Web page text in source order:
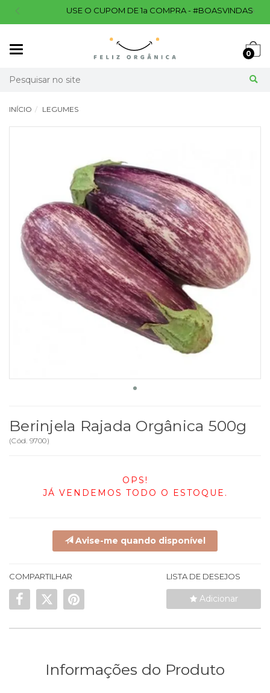
USE O CUPOM DE 1a COMPRA - #BOASVINDAS
0
INÍCIO LEGUMES
Berinjela Rajada Orgânica 500g
(Cód. 9700)
OPS!
JÁ VENDEMOS TODO O ESTOQUE.
Avise-me quando disponível
COMPARTILHAR LISTA DE DESEJOS
Adicionar
Informações do Produto